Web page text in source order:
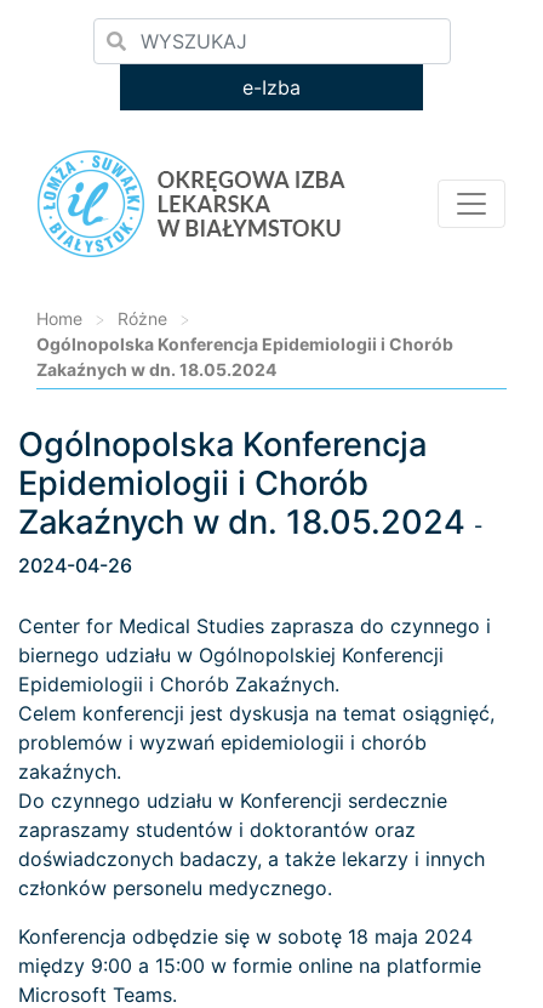
e-Izba
Home > Różne
>
Ogólnopolska Konferencja Epidemiologii i Chorób
Zakaźnych w dn. 18.05.2024
Loading...
Ogólnopolska Konferencja
Epidemiologii i Chorób
Zakaźnych w dn. 18.05.2024 -
2024-04-26
Center for Medical Studies zaprasza do czynnego i
biernego udziału w Ogólnopolskiej Konferencji
Epidemiologii i Chorób Zakaźnych.
Celem konferencji jest dyskusja na temat osiągnięć,
problemów i wyzwań epidemiologii i chorób
zakaźnych.
Do czynnego udziału w Konferencji serdecznie
zapraszamy studentów i doktorantów oraz
doświadczonych badaczy, a także lekarzy i innych
członków personelu medycznego.
Konferencja odbędzie się w sobotę 18 maja 2024
między 9:00 a 15:00 w formie online na platformie
Microsoft Teams.